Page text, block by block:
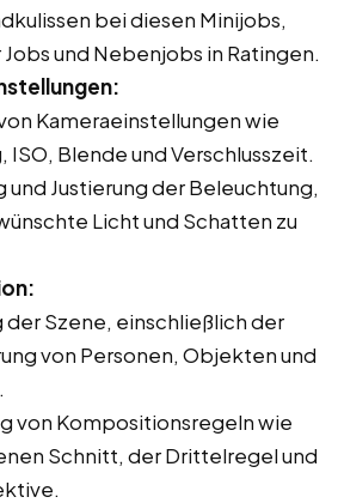
bei diesen Minijobs,
und Nebenjobs in Ratingen.
Kameraeinstellungen wie
ISO, Blende und Verschlusszeit.
und Justierung der Beleuchtung,
Licht und Schatten zu
der Szene, einschließlich der
von Personen, Objekten und
von Kompositionsregeln wie
Schnitt, der Drittelregel und